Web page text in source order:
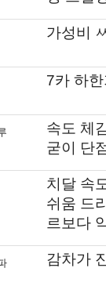
가성비
7카 하
속도 체
굳이 단
치달 속
쉬움 드
르보다
감차가